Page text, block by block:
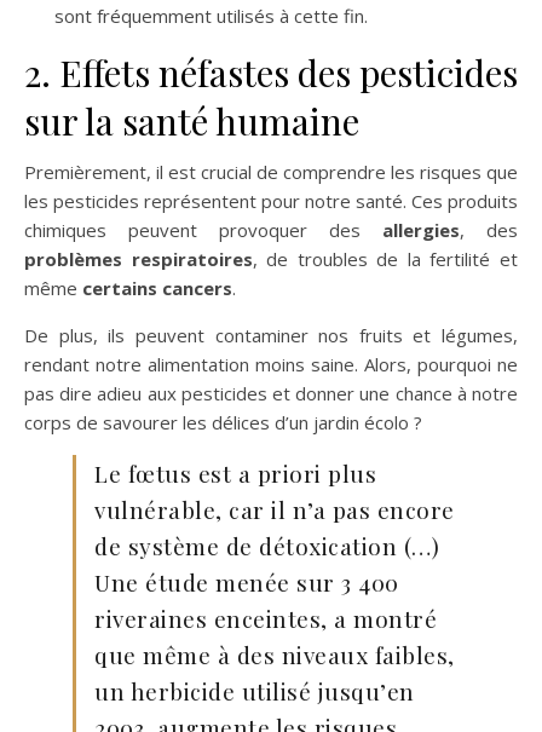
sont fréquemment utilisés à cette fin.
2. Effets néfastes des pesticides
sur la santé humaine
Premièrement, il est crucial de comprendre les risques que
les pesticides représentent pour notre santé. Ces produits
chimiques peuvent provoquer des allergies, des
problèmes respiratoires, de troubles de la fertilité et
même certains cancers.
De plus, ils peuvent contaminer nos fruits et légumes,
rendant notre alimentation moins saine. Alors, pourquoi ne
pas dire adieu aux pesticides et donner une chance à notre
corps de savourer les délices d’un jardin écolo ?
Le fœtus est a priori plus
vulnérable, car il n’a pas encore
de système de détoxication (…)
Une étude menée sur 3 400
riveraines enceintes, a montré
que même à des niveaux faibles,
un herbicide utilisé jusqu’en